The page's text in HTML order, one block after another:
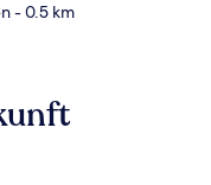
- 0.5 km